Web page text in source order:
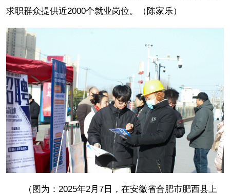
求职群众提供近2000个就业岗位。（陈家乐）
（图为：2025年2月7日，在安徽省合肥市肥西县上